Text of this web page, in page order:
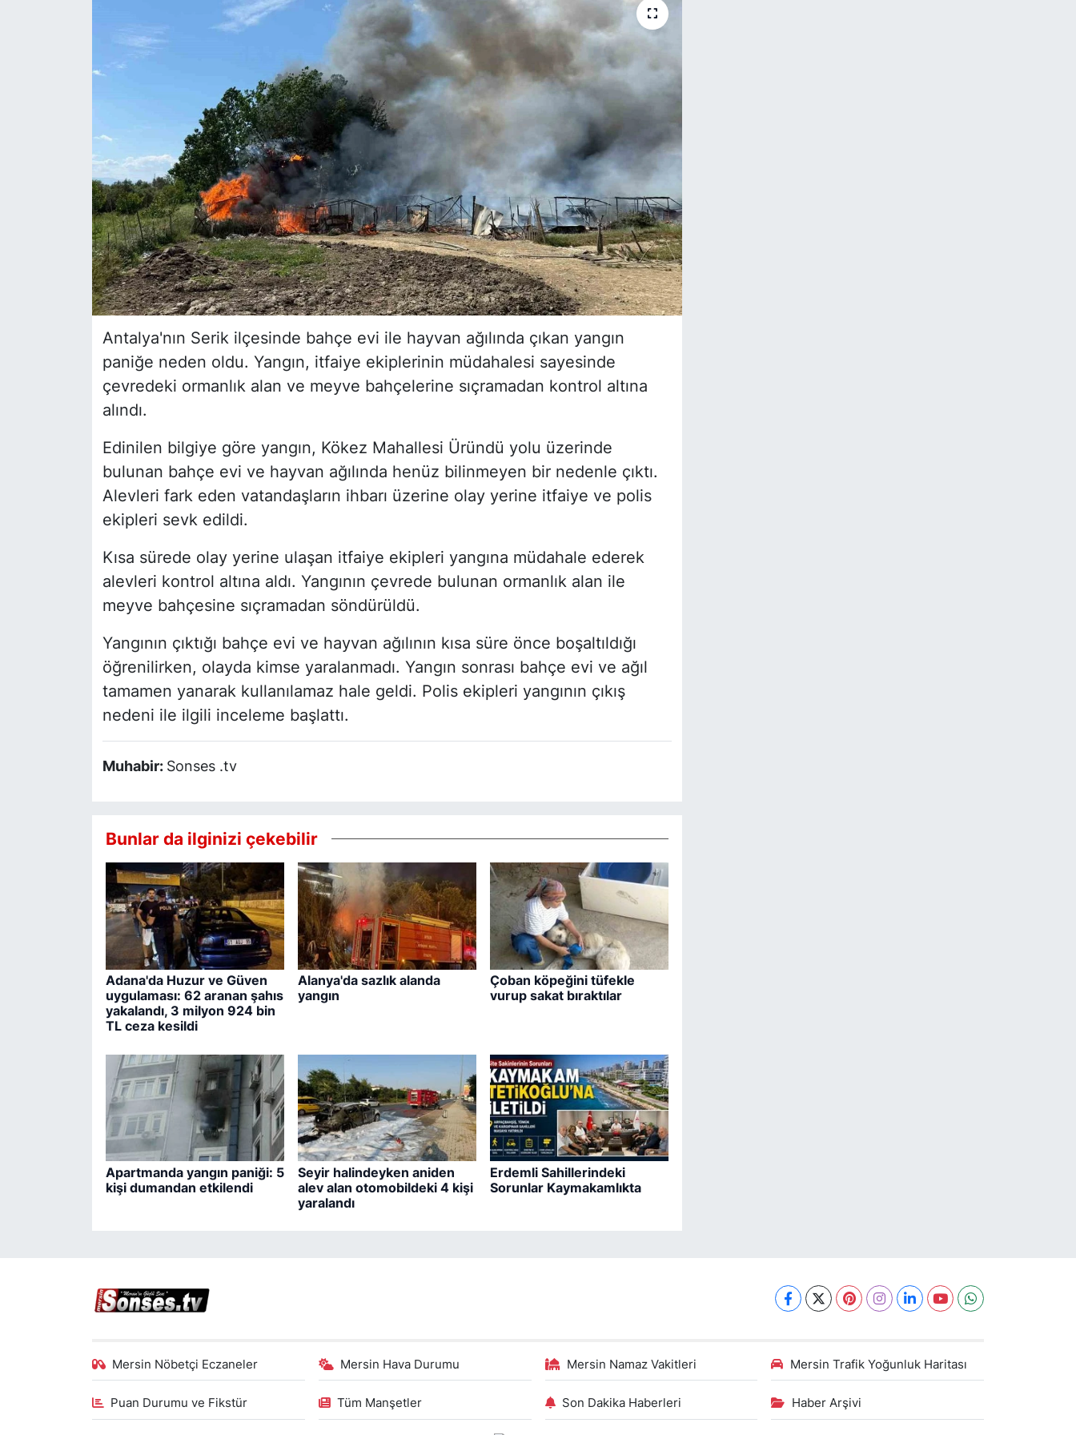
Antalya'nın Serik ilçesinde bahçe evi ile hayvan ağılında çıkan yangın
paniğe neden oldu. Yangın, itfaiye ekiplerinin müdahalesi sayesinde
çevredeki ormanlık alan ve meyve bahçelerine sıçramadan kontrol altına
alındı.
Edinilen bilgiye göre yangın, Kökez Mahallesi Üründü yolu üzerinde
bulunan bahçe evi ve hayvan ağılında henüz bilinmeyen bir nedenle çıktı.
Alevleri fark eden vatandaşların ihbarı üzerine olay yerine itfaiye ve polis
ekipleri sevk edildi.
Kısa sürede olay yerine ulaşan itfaiye ekipleri yangına müdahale ederek
alevleri kontrol altına aldı. Yangının çevrede bulunan ormanlık alan ile
meyve bahçesine sıçramadan söndürüldü.
Yangının çıktığı bahçe evi ve hayvan ağılının kısa süre önce boşaltıldığı
öğrenilirken, olayda kimse yaralanmadı. Yangın sonrası bahçe evi ve ağıl
tamamen yanarak kullanılamaz hale geldi. Polis ekipleri yangının çıkış
nedeni ile ilgili inceleme başlattı.
Muhabir: Sonses .tv
Bunlar da ilginizi çekebilir
Adana'da Huzur ve Güven
uygulaması: 62 aranan şahıs
yakalandı, 3 milyon 924 bin
TL ceza kesildi
Alanya'da sazlık alanda
yangın
Çoban köpeğini tüfekle
vurup sakat bıraktılar
Apartmanda yangın paniği: 5
kişi dumandan etkilendi
Seyir halindeyken aniden
alev alan otomobildeki 4 kişi
yaralandı
Erdemli Sahillerindeki
Sorunlar Kaymakamlıkta
Mersin Nöbetçi Eczaneler Mersin Hava Durumu Mersin Namaz Vakitleri Mersin Trafik Yoğunluk Haritası
Puan Durumu ve Fikstür Tüm Manşetler Son Dakika Haberleri Haber Arşivi
YEREL HABER
Tanıtım